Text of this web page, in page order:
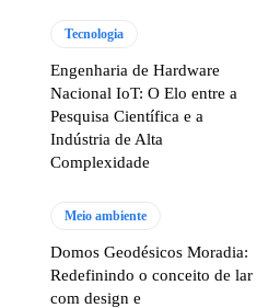
Tecnologia
Engenharia de Hardware
Nacional IoT: O Elo entre a
Pesquisa Científica e a
Indústria de Alta
Complexidade
Meio ambiente
Domos Geodésicos Moradia:
Redefinindo o conceito de lar
com design e